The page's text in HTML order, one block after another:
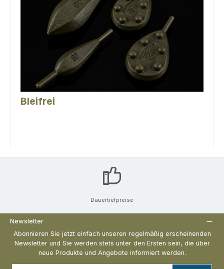
Bleifrei
Dauertiefpreise
Newsletter
Abonnieren Sie jetzt einfach unseren regelmäßig erscheinenden
Newsletter und Sie werden stets unter den Ersten sein, die über
neue Produkte und Angebote informiert werden.